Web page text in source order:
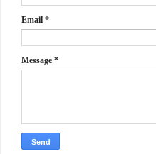
Email *
Message *